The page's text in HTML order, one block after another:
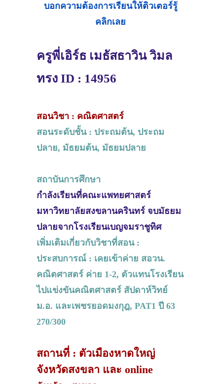
บอกความต้องการเรียนให้ติวเตอร์รู้
คลิกเลย
ครูพี่เอิร์ธ เมธัสธาวิน วิมล
ทรง ID : 14956
สอนวิชา : คณิตศาสตร์
สอนระดับชั้น : ประถมต้น, ประถม
ปลาย, มัธยมต้น, มัธยมปลาย
สถาบันการศึกษา
กำลังเรียนที่คณะแพทยศาสตร์
มหาวิทยาลัยสงขลานครินทร์ จบมัธยม
ปลายจากโรงเรียนเบญจมราชูทิศ
เพิ่มเติมเกี่ยวกับวิชาที่สอน :
ประสบการณ์ : เคยเข้าค่าย สอวน.
คณิตศาสตร์ ค่าย 1-2, ตัวแทนโรงเรียน
ไปแข่งขันคณิตศาสตร์ สัปดาห์วิทย์
ม.อ. และเพชรยอดมงกุฎ, PAT1 ปี 63
270/300
สถานที่ : ตัวเมืองหาดใหญ่
จังหวัดสงขลา และ online